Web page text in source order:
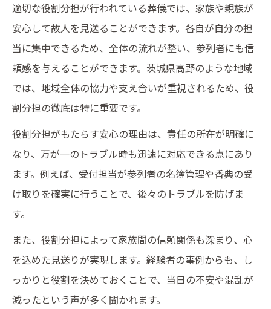
適切な役割分担が行われている葬儀では、家族や親族が
安心して故人を見送ることができます。各自が自分の担
当に集中できるため、全体の流れが整い、参列者にも信
頼感を与えることができます。茨城県高野のような地域
では、地域全体の協力や支え合いが重視されるため、役
割分担の徹底は特に重要です。
役割分担がもたらす安心の理由は、責任の所在が明確に
なり、万が一のトラブル時も迅速に対応できる点にあり
ます。例えば、受付担当が参列者の名簿管理や香典の受
け取りを確実に行うことで、後々のトラブルを防げま
す。
また、役割分担によって家族間の信頼関係も深まり、心
を込めた見送りが実現します。経験者の事例からも、し
っかりと役割を決めておくことで、当日の不安や混乱が
減ったという声が多く聞かれます。